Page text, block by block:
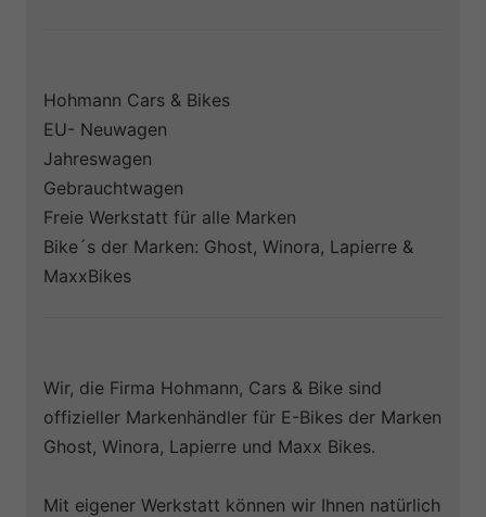
Hohmann Cars & Bikes
EU- Neuwagen
Jahreswagen
Gebrauchtwagen
Freie Werkstatt für alle Marken
Bike´s der Marken: Ghost, Winora, Lapierre &
MaxxBikes
Wir, die Firma Hohmann, Cars & Bike sind
offizieller Markenhändler für E-Bikes der Marken
Ghost, Winora, Lapierre und Maxx Bikes.
Mit eigener Werkstatt können wir Ihnen natürlich